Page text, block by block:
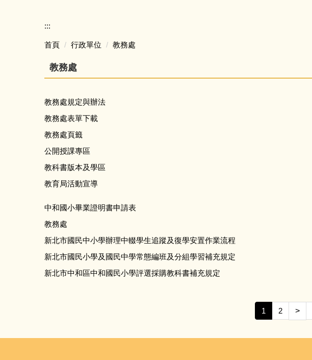
:::
首頁 行政單位 教務處
教務處
教務處規定與辦法
教務處表單下載
教務處頁籤
公開授課專區
教科書版本及學區
教育局活動宣導
中和國小畢業證明書申請表
教務處
新北市國民中小學辦理中輟學生追蹤及復學安置作業流程
新北市國民小學及國民中學常態編班及分組學習補充規定
新北市中和區中和國民小學評選採購教科書補充規定
1 2 >